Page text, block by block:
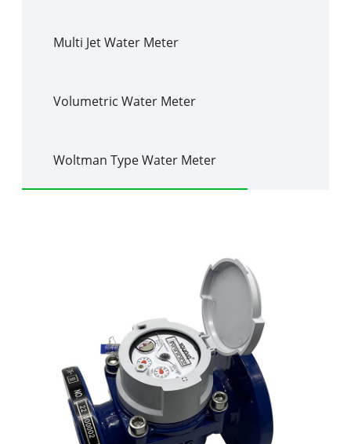
Multi Jet Water Meter
Volumetric Water Meter
Woltman Type Water Meter